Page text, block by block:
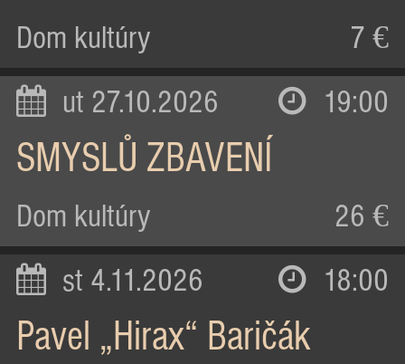
Dom kultúry 7 €
ut 27.10.2026 19:00
SMYSLŮ ZBAVENÍ
Dom kultúry 26 €
st 4.11.2026 18:00
Pavel „Hirax“ Baričák